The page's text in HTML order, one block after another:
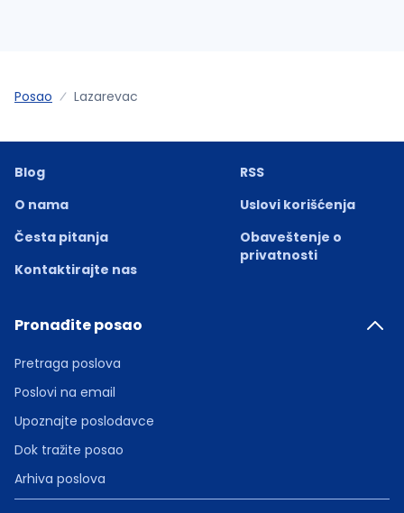
Posao Lazarevac
Blog
O nama
Česta pitanja
Kontaktirajte nas
RSS
Uslovi korišćenja
Obaveštenje o
privatnosti
Pronađite posao
Pretraga poslova
Poslovi na email
Upoznajte poslodavce
Dok tražite posao
Arhiva poslova